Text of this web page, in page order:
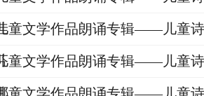
童文学作品朗诵专辑——儿童
童文学作品朗诵专辑——儿童